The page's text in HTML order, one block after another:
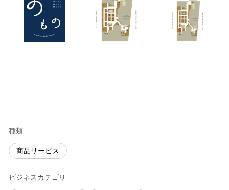
種類
商品サービス
ビジネスカテゴリ